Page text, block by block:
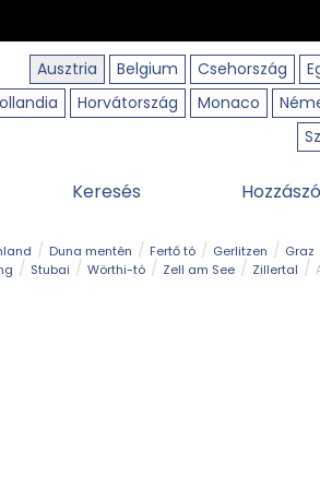
Ausztria
Belgium Csehország
Horvátország Monaco
Keresés
Duna mentén Fertő tó Gerlitzen Graz
Stubai Wörthi-tó Zell am See Zillertal